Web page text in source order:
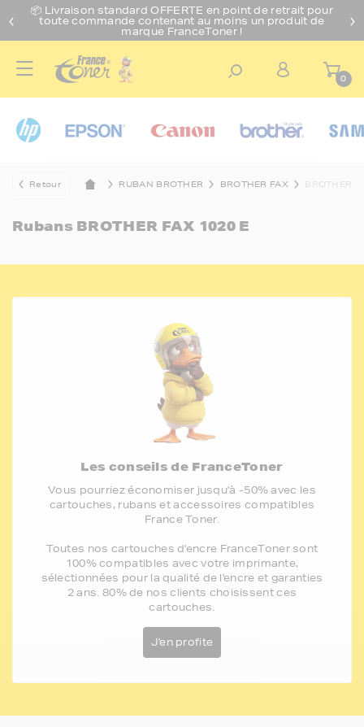
📦 Livraison standard OFFERTE en point de retrait pour
toute commande contenant au moins un produit de
marque FranceToner !
0
Retour RUBAN BROTHER BROTHER FAX BROTHER
Rubans BROTHER FAX 1020 E
Les conseils de FranceToner
Vous pourriez économiser jusqu'à -50% avec les
cartouches, rubans et accessoires compatibles
France Toner.
Toutes nos cartouches d'encre FranceToner sont
100% compatibles avec votre imprimante,
sélectionnées pour la qualité de l'encre et garanties
2 ans. 80% de nos clients choisissent ces
cartouches.
J'en profite